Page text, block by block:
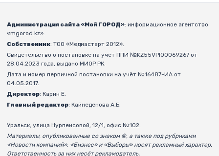
Администрация сайта «Мой ГОРОД»: информационное агентство
«mgorod.kz».
Собственник: ТОО «Медиастарт 2012».
Свидетельство о постановке на учёт ППИ №KZ55VPI00069267 от
28.04.2023 года, выдано МИОР РК.
Дата и номер первичной постановки на учёт №16487-ИА от
04.05.2017.
Директор: Карин Е.
Главный редактор: Кайнеденова А.Б.
Уральск, улица Нурпеисовой, 12/1, офис №102.
Материалы, опубликованные со знаком ®, а также под рубриками
«Новости компаний», «Бизнес» и «Выборы» носят рекламный характер.
Ответственность за них несёт рекламодатель.